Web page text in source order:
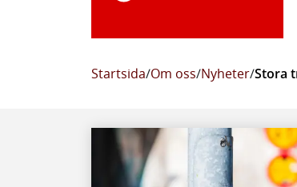
Startsida/Om oss/Nyheter/Stora